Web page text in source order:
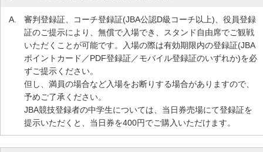
A.
審判登録証、コーチ登録証(JBA公認D級コーチ以上)、役員登録
証のご提示により、無償で入場でき、スタンド自由席でご観戦
いただくことが可能です。入場の際は有効期限内の登録証(JBA
ポイントカード／PDF登録証／モバイル登録証のいずれか)を必
ずご提示ください。
但し、満員の場合など入場をお断りする場合がありますので、
予めご了承ください。
JBA競技登録者の中学生については、当日券売場にて登録証を
提示いただくと、当日券を400円でご購入いただけます。